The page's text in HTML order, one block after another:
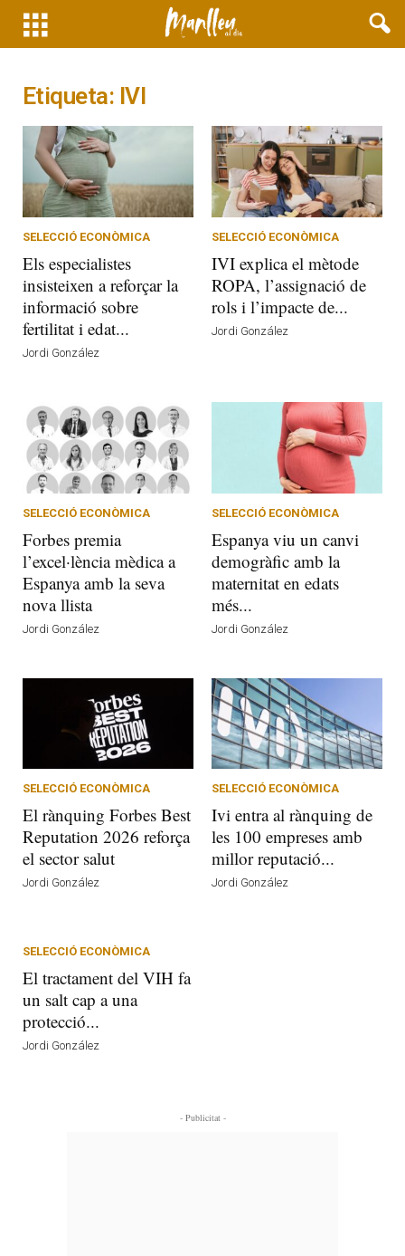
Etiqueta: IVI
SELECCIÓ ECONÒMICA
Els especialistes
insisteixen a reforçar la
informació sobre
fertilitat i edat...
Jordi González
SELECCIÓ ECONÒMICA
IVI explica el mètode
ROPA, l’assignació de
rols i l’impacte de...
Jordi González
SELECCIÓ ECONÒMICA
Forbes premia
l’excel·lència mèdica a
Espanya amb la seva
nova llista
Jordi González
SELECCIÓ ECONÒMICA
Espanya viu un canvi
demogràfic amb la
maternitat en edats
més...
Jordi González
SELECCIÓ ECONÒMICA
El rànquing Forbes Best
Reputation 2026 reforça
el sector salut
Jordi González
SELECCIÓ ECONÒMICA
Ivi entra al rànquing de
les 100 empreses amb
millor reputació...
Jordi González
SELECCIÓ ECONÒMICA
El tractament del VIH fa
un salt cap a una
protecció...
Jordi González
- Publicitat -